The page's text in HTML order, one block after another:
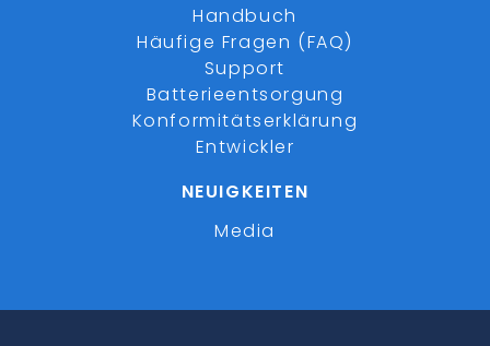
Handbuch
Häufige Fragen (FAQ)
Support
Batterieentsorgung
Konformitätserklärung
Entwickler
NEUIGKEITEN
Media